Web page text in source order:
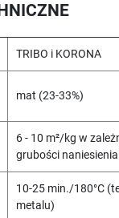
TRIBO i KORONA
mat (23-33%)
6 - 10 m²/kg w
grubości naniesienia
10-25 min./180°C
metalu)